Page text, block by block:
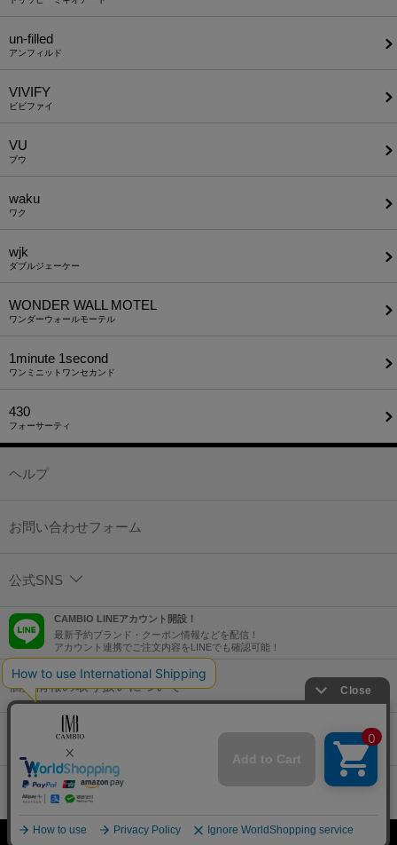
un-filled
アンフィルド
VIVIFY
ビビファイ
VU
ブウ
waku
ワク
wjk
ダブルジェーケー
WONDER WALL MOTEL
ワンダーウォールモーテル
1minute​ 1second
ワンミニットワンセカンド
430
フォーサーティ
ヘルプ
お問い合わせフォーム
公式SNS
CAMBIO LINEアカウント開設！
最新予約ブランド・クーポン情報などを配信！
アカウント連携でご注文内容をLINEでも確認可能！
個人情報の取り扱いについて
特定商取引法に基づく表示
コーポレートサイト